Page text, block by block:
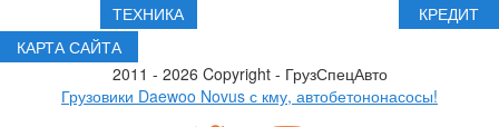
ТЕХНИКА
КРЕДИТ
КАРТА САЙТА
2011 - 2026 Copyright - ГрузСпецАвто
Грузовики Daewoo Novus с кму, автобетононасосы!